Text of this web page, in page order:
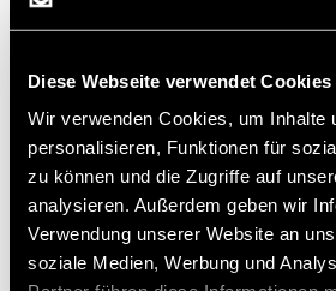
Diese Webseite verwendet Cookies
Wir verwenden Cookies, um Inhalte
personalisieren, Funktionen für
zu können und die Zugriffe auf
analysieren. Außerdem geben wir
Verwendung unserer Website an
soziale Medien, Werbung und
Ein breit gefächertes Portfolio
Widerstände in vielen Bauarten
TO, Kühlkörper, MELF, Tubular,
Spezialanforderungen wie
bessere Impulsfestigkeit,
etc. erfüllen. Bei nahezu allen